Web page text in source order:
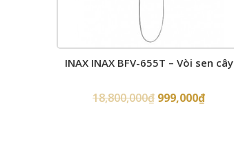
INAX INAX BFV-655T – Vòi sen cây
18,800,000₫ 999,000₫